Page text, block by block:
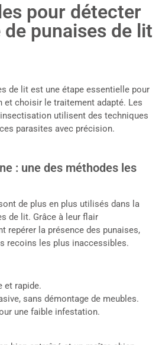
pour détecter
punaises de lit
de lit est une étape essentielle pour
et choisir le traitement adapté. Les
utilisent des techniques
parasites avec précision.
: une des méthodes les
de plus en plus utilisés dans la
de lit. Grâce à leur flair
repérer la présence des punaises,
recoins les plus inaccessibles.
et rapide.
sans démontage de meubles.
une faible infestation.